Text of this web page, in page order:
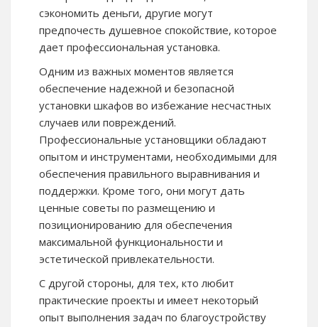
сэкономить деньги, другие могут
предпочесть душевное спокойствие, которое
дает профессиональная установка.
Одним из важных моментов является
обеспечение надежной и безопасной
установки шкафов во избежание несчастных
случаев или повреждений.
Профессиональные установщики обладают
опытом и инструментами, необходимыми для
обеспечения правильного выравнивания и
поддержки. Кроме того, они могут дать
ценные советы по размещению и
позиционированию для обеспечения
максимальной функциональности и
эстетической привлекательности.
С другой стороны, для тех, кто любит
практические проекты и имеет некоторый
опыт выполнения задач по благоустройству